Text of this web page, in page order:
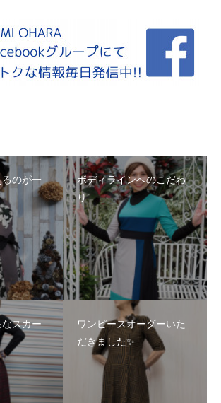
のが一
ボディラインへのこだわ
り
スカー
ワンピースオーダーいた
だきました✨